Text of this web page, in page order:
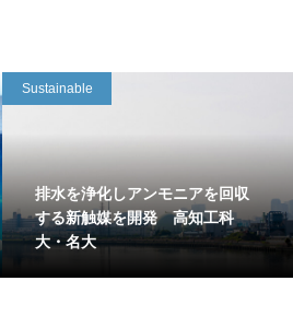
Sustainable
排水を浄化しアンモニアを回収
する新触媒を開発 高知工科
大・名大